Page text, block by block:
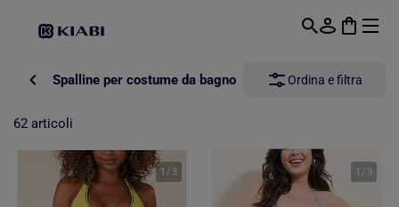
Spalline per costume da bagno Ordina e filtra
62 articoli
1 / 3 1 / 3